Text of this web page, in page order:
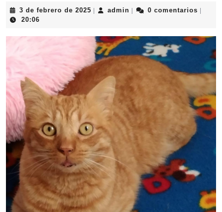
3 de febrero de 2025 3
de
2025
admin admin0 comentarios
20:06